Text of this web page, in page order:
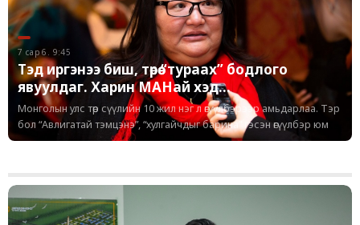
7 сар 6. 9:45
Тэд иргэнээ биш, төрөө “тураах” бодлого
явуулдаг. Харин МАНай хэд...
Монголын улс төр сүүлийн 10 жил нэг л өгүүлбэрээр амьдарлаа. Тэр
бол “Авлигатай тэмцэнэ”, “хулгайчдыг барина” гэсэн өгүүлбэр юм